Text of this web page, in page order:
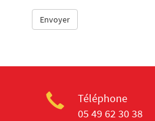
Téléphone
05 49 62 30 38